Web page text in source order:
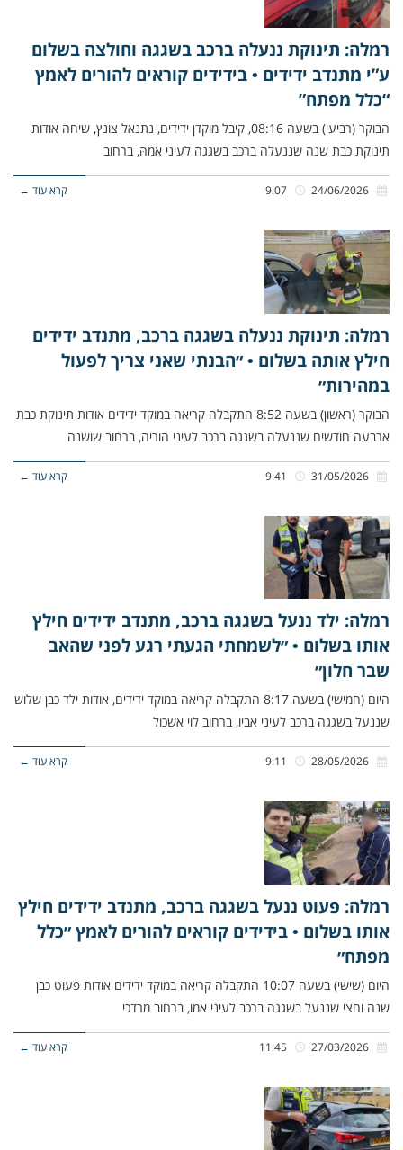
רמלה: תינוקת ננעלה ברכב בשגגה וחולצה בשלום
ע”י מתנדב ידידים • בידידים קוראים להורים לאמץ
“כלל מפתח”
הבוקר (רביעי) בשעה 08:16, קיבל מוקדן ידידים, נתנאל צונץ, שיחה אודות
תינוקת כבת שנה שננעלה ברכב בשגגה לעיני אמהּ, ברחוב
קרא עוד ←
רמלה: תינוקת ננעלה בשגגה ברכב, מתנדב ידידים
חילץ אותה בשלום • ״הבנתי שאני צריך לפעול
במהירות״
הבוקר (ראשון) בשעה 8:52 התקבלה קריאה במוקד ידידים אודות תינוקת כבת
ארבעה חודשים שננעלה בשגגה ברכב לעיני הוריה, ברחוב שושנה
קרא עוד ←
רמלה: ילד ננעל בשגגה ברכב, מתנדב ידידים חילץ
אותו בשלום • ״לשמחתי הגעתי רגע לפני שהאב
שבר חלון״
היום (חמישי) בשעה 8:17 התקבלה קריאה במוקד ידידים, אודות ילד כבן שלוש
שננעל בשגגה ברכב לעיני אביו, ברחוב לוי אשכול
קרא עוד ←
רמלה: פעוט ננעל בשגגה ברכב, מתנדב ידידים חילץ
אותו בשלום • בידידים קוראים להורים לאמץ ״כלל
מפתח״
היום (שישי) בשעה 10:07 התקבלה קריאה במוקד ידידים אודות פעוט כבן
שנה וחצי שננעל בשגגה ברכב לעיני אמו, ברחוב מרדכי
קרא עוד ←